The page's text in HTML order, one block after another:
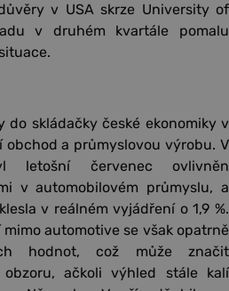
v USA skrze University of
v druhém kvartále pomalu
skládačky české ekonomiky v
obchod a průmyslovou výrobu. V
letošní červenec ovlivněn
v automobilovém průmyslu, a
v reálném vyjádření o 1,9 %.
automotive se však opatrně
hodnot, což může značit
ačkoli výhled stále kalí